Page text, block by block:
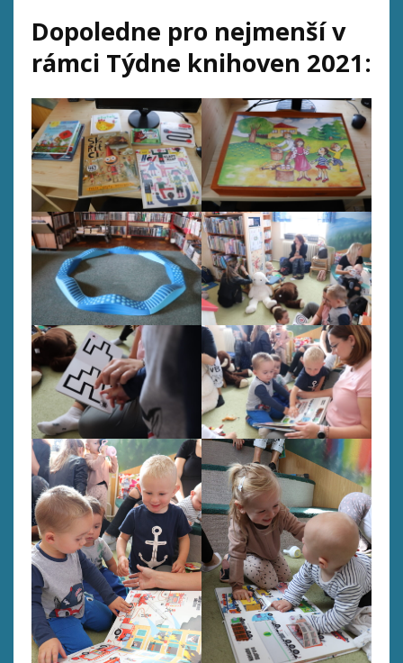
Dopoledne pro nejmenší v
rámci Týdne knihoven 2021: